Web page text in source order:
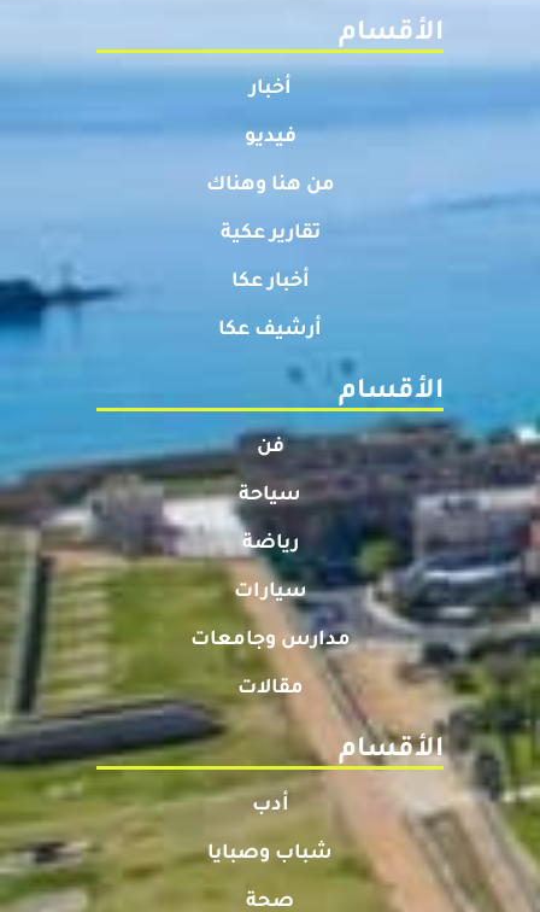
الأقسام
أخبار
فيديو
من هنا وهناك
تقارير عكية
أخبار عكا
أرشيف عكا
الأقسام
فن
سياحة
رياضة
سيارات
مدارس وجامعات
مقالات
الأقسام
أدب
شباب وصبايا
صحة